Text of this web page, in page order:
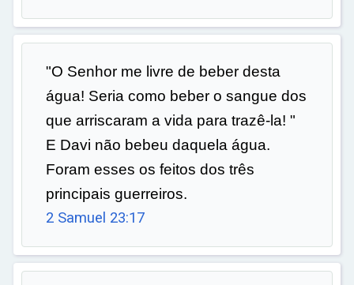
"O Senhor me livre de beber desta
água! Seria como beber o sangue dos
que arriscaram a vida para trazê-la! "
E Davi não bebeu daquela água.
Foram esses os feitos dos três
principais guerreiros.
2 Samuel 23:17